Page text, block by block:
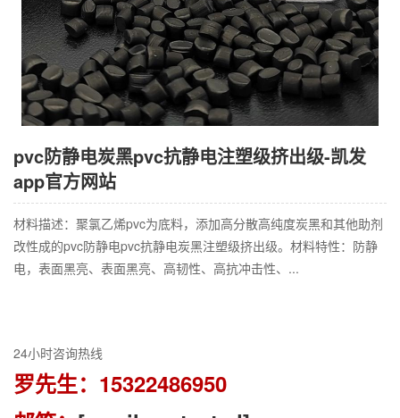
pvc防静电炭黑pvc抗静电注塑级挤出级-凯发
app官方网站
材料描述：聚氯乙烯pvc为底料，添加高分散高纯度炭黑和其他助剂
改性成的pvc防静电pvc抗静电炭黑注塑级挤出级。材料特性：防静
电，表面黑亮、表面黑亮、高韧性、高抗冲击性、...
24小时咨询热线
罗先生：15322486950